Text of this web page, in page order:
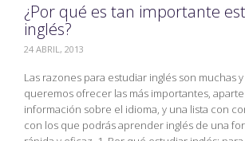
¿Por qué es tan importante
inglés?
24 ABRIL, 2013
Las razones para estudiar inglés son muchas y
queremos ofrecer las más importantes,
información sobre el idioma, y una lista con
con los que podrás aprender inglés de una